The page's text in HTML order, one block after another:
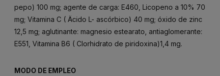
pepo) 100 mg; agente de carga: E460, Licopeno a 10% 70
mg; Vitamina C ( Äcido L- ascórbico) 40 mg; óxido de zinc
12,5 mg; aglutinante: magnesio estearato, antiaglomerante:
E551, Vitamina B6 ( Clorhidrato de piridoxina)1,4 mg.
MODO DE EMPLEO